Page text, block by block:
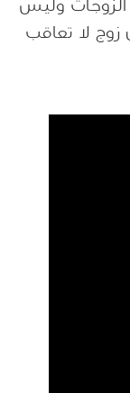
وليس
زوج لا تعاقب